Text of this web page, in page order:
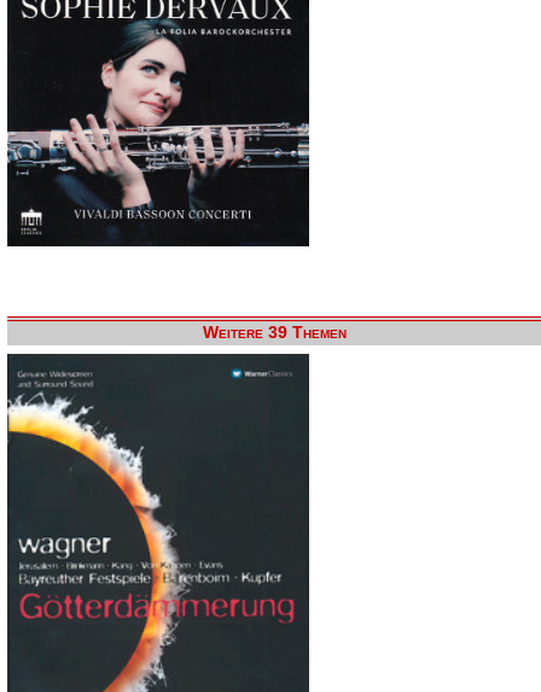
Weitere 39 Themen